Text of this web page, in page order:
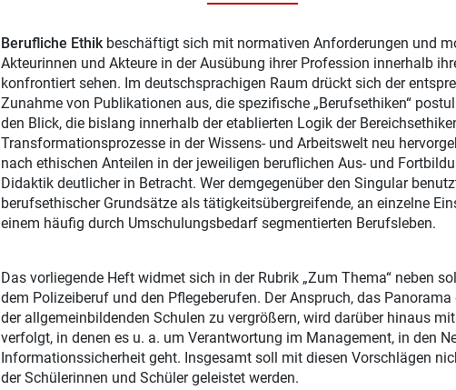
Berufliche Ethikbeschäftigt sich mit normativen Anforderungen und
Akteurinnen und Akteure in der Ausübung ihrer Profession innerhalb
konfrontiert sehen. Im deutschsprachigen Raum drückt sich der
Zunahme von Publikationen aus, die spezifische „Berufsethiken“
den Blick, die bislang innerhalb der etablierten Logik der
Transformationsprozesse in der Wissens- und Arbeitswelt neu
nach ethischen Anteilen in der jeweiligen beruflichen Aus- und
Didaktik deutlicher in Betracht. Wer demgegenüber den Singular
berufsethischer Grundsätze als tätigkeitsübergreifende, an einzelne
einem häufig durch Umschulungsbedarf segmentierten Berufsleben.
Das vorliegende Heft widmet sich in der Rubrik „Zum Thema“ neben
dem Polizeiberuf und den Pflegeberufen. Der Anspruch, das
der allgemeinbildenden Schulen zu vergrößern, wird darüber hinaus
verfolgt, in denen es u. a. um Verantwortung im Management, in den
Informationssicherheit geht. Insgesamt soll mit diesen Vorschlägen
der Schülerinnen und Schüler geleistet werden.